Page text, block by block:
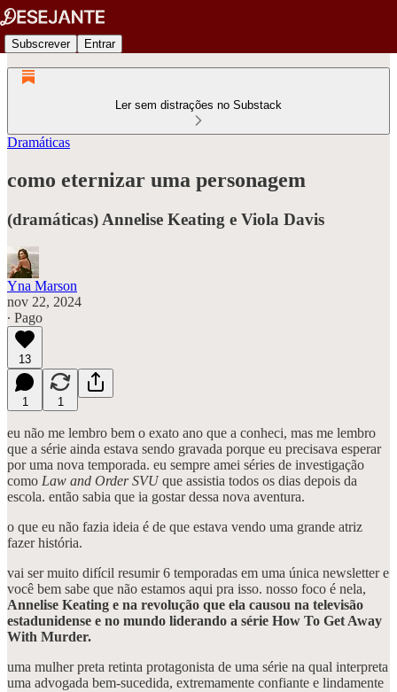
Subscrever Entrar
Ler sem distrações no Substack
Dramáticas
como eternizar uma personagem
(dramáticas) Annelise Keating e Viola Davis
Yna Marson
nov 22, 2024
∙ Pago
13
1 1
eu não me lembro bem o exato ano que a conheci, mas me lembro
que a série ainda estava sendo gravada porque eu precisava esperar
por uma nova temporada. eu sempre amei séries de investigação
como Law and Order SVUque assistia todos os dias depois da
escola. então sabia que ia gostar dessa nova aventura.
o que eu não fazia ideia é de que estava vendo uma grande atriz
fazer história.
vai ser muito difícil resumir 6 temporadas em uma única newsletter e
você bem sabe que não estamos aqui pra isso. nosso foco é nela,
Annelise Keating e na revolução que ela causou na televisão
estadunidense e no mundo liderando a série How To Get Away
With Murder.
uma mulher preta retinta protagonista de uma série na qual interpreta
uma advogada bem-sucedida, extremamente confiante e lindamente